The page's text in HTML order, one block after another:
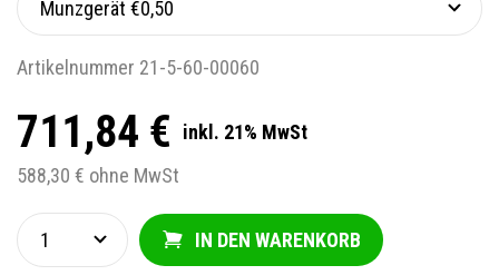
Artikelnummer 21-5-60-00060
711,84 €
inkl. 21% MwSt
588,30 € ohne MwSt
IN DEN WARENKORB